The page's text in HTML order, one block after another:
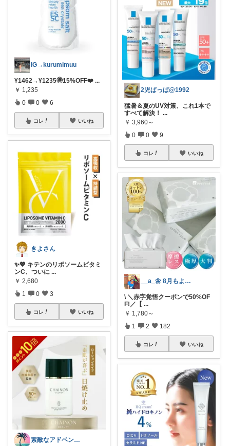
IG→kurumimuu
¥1462→¥1235🉐15%OFF❤️‍ ...
￥ 1,235
0 0 6
コレ いいね
きよさん
✨💖 キテンのリポソームビタミ
ンC、ついに ...
￥ 2,680
1 0 3
コレ いいね
素敵なアドベンチャー🌿
2児ぱっぱ@1992
猛暑＆夏のUV対策、これ1本で
すべて解決！ ...
￥ 3,960～
0 0 9
コレ いいね
__a_🌼 8月もよろしくです⭐︎
\ ＼赤字覚悟クーポンで50%OF
F!／【 ...
￥ 1,780～
1 2 182
コレ いいね